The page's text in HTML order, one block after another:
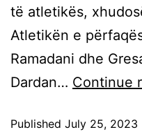
të atletikës,
Atletikën e
Ramadani dhe
Dardan… Continue
Published July 25, 2023